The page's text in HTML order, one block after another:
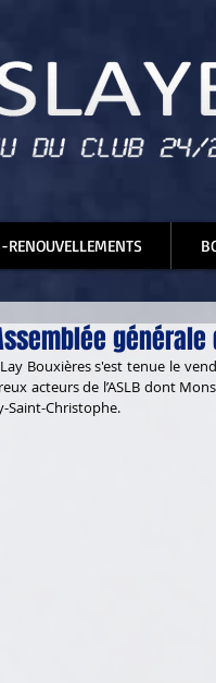
Lay Bouxières s'est tenue le
acteurs de l’ASLB dont
Saint-Christophe.